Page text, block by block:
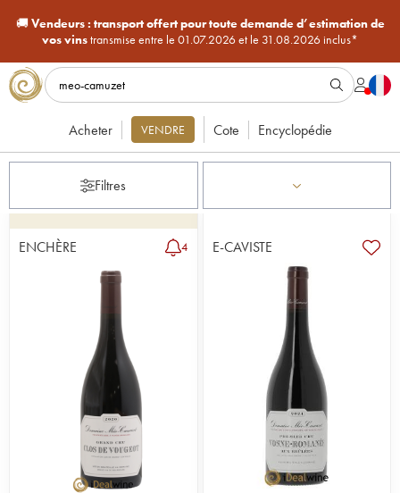
🚚Vendeurs : transport offert pour toute demande d’estimation de
vos vinstransmise entre le 01.07.2026 et le 31.08.2026 inclus*
Acheter VENDRE Cote Encyclopédie
Filtres
ENCHÈRE 4 E-CAVISTE